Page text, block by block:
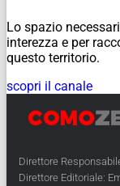
Lo spazio
interezza e per
questo territorio.
scopri il canale
Direttore
Direttore Editoriale: